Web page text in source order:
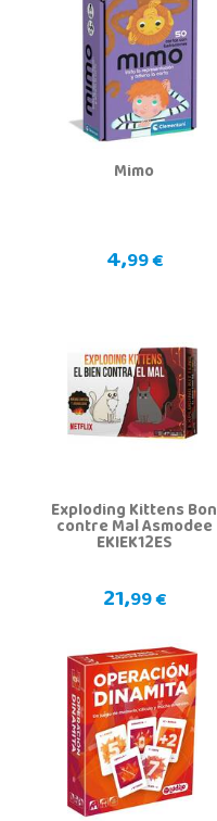
Mimo
4,99 €
Exploding Kittens Bon
contre Mal Asmodee
EKIEK12ES
21,99 €